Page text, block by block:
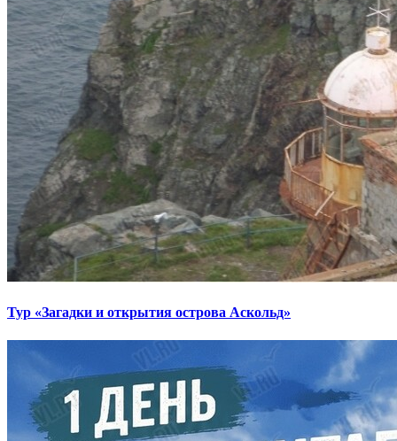
Тур «Загадки и открытия острова Аскольд»